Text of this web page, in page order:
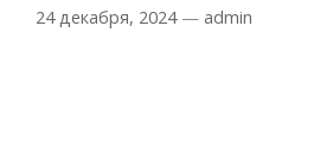
24 декабря, 2024 — admin